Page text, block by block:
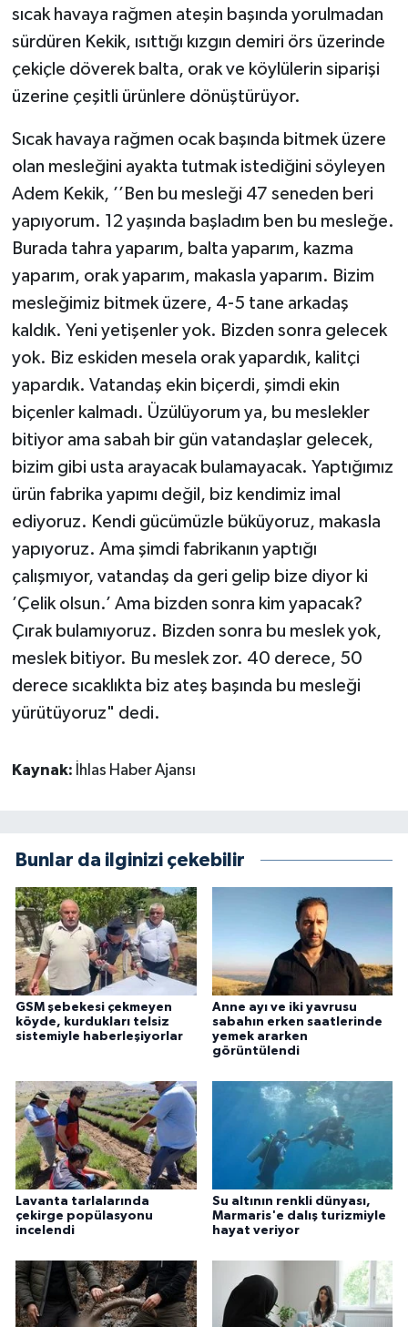
sıcak havaya rağmen ateşin başında yorulmadan
sürdüren Kekik, ısıttığı kızgın demiri örs üzerinde
çekiçle döverek balta, orak ve köylülerin siparişi
üzerine çeşitli ürünlere dönüştürüyor.
Sıcak havaya rağmen ocak başında bitmek üzere
olan mesleğini ayakta tutmak istediğini söyleyen
Adem Kekik, ’’Ben bu mesleği 47 seneden beri
yapıyorum. 12 yaşında başladım ben bu mesleğe.
Burada tahra yaparım, balta yaparım, kazma
yaparım, orak yaparım, makasla yaparım. Bizim
mesleğimiz bitmek üzere, 4-5 tane arkadaş
kaldık. Yeni yetişenler yok. Bizden sonra gelecek
yok. Biz eskiden mesela orak yapardık, kalitçi
yapardık. Vatandaş ekin biçerdi, şimdi ekin
biçenler kalmadı. Üzülüyorum ya, bu meslekler
bitiyor ama sabah bir gün vatandaşlar gelecek,
bizim gibi usta arayacak bulamayacak. Yaptığımız
ürün fabrika yapımı değil, biz kendimiz imal
ediyoruz. Kendi gücümüzle büküyoruz, makasla
yapıyoruz. Ama şimdi fabrikanın yaptığı
çalışmıyor, vatandaş da geri gelip bize diyor ki
’Çelik olsun.’ Ama bizden sonra kim yapacak?
Çırak bulamıyoruz. Bizden sonra bu meslek yok,
meslek bitiyor. Bu meslek zor. 40 derece, 50
derece sıcaklıkta biz ateş başında bu mesleği
yürütüyoruz" dedi.
Kaynak: İhlas Haber Ajansı
Bunlar da ilginizi çekebilir
GSM şebekesi çekmeyen
köyde, kurdukları telsiz
sistemiyle haberleşiyorlar
Anne ayı ve iki yavrusu
sabahın erken saatlerinde
yemek ararken
görüntülendi
Lavanta tarlalarında
çekirge popülasyonu
incelendi
Su altının renkli dünyası,
Marmaris'e dalış turizmiyle
hayat veriyor